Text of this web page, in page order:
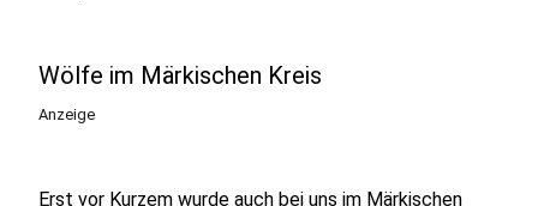
Wölfe im Märkischen Kreis
Anzeige
Erst vor Kurzem wurde auch bei uns im Märkischen